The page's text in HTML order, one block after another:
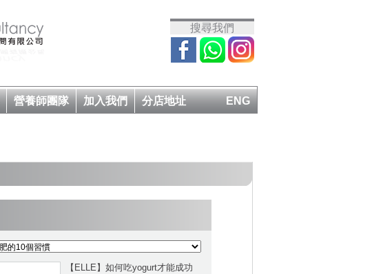
搜尋我們
營養師團隊 加入我們 分店地址 ENG
【ELLE】如何吃yogurt才能成功